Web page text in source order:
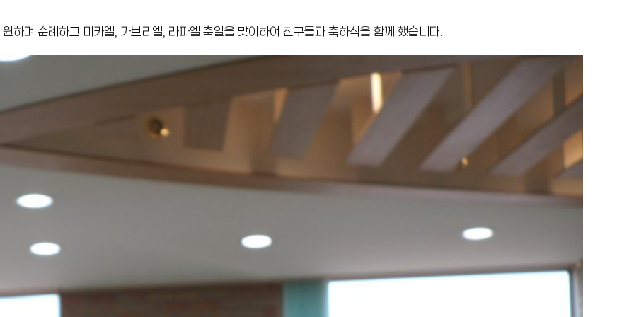
하며 순례하고 미카엘, 가브리엘, 라파엘 축일을 맞이하여 친구들과 축하식을 함께 했습니다.